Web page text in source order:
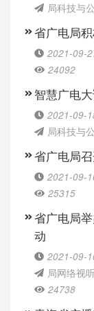
局科技与
省广电局
2021-09-
24092
智慧广电
2021-09-
局科技与
省广电局
2021-09-
25315
省广电局
动
2021-09-
局网络视
24738